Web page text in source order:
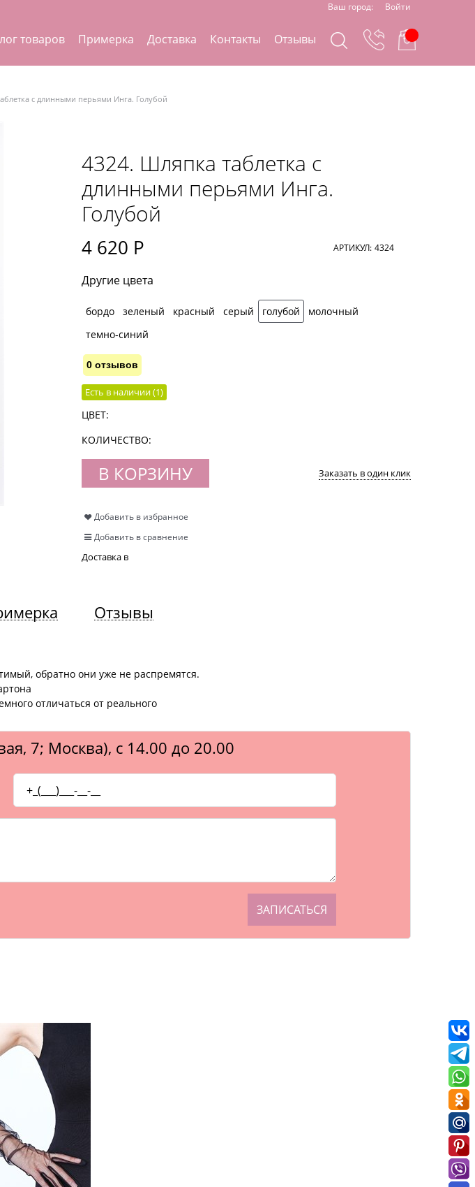
Ваш город: Войти
товаров Примерка Доставка Контакты Отзывы
с длинными перьями Инга. Голубой
4324. Шляпка таблетка с
длинными перьями Инга.
Голубой
4 620 Р АРТИКУЛ: 4324
Другие цвета
бордо зеленый красный серый голубой
молочный
темно-синий
0 отзывов
Есть в наличии (1)
ЦВЕТ:
КОЛИЧЕСТВО:
В КОРЗИНУ Заказать в один клик
Добавить в избранное
Добавить в сравнение
Доставка в
Отзывы
обратно они уже не распремятся.
отличаться от реального
7; Москва), с 14.00 до 20.00